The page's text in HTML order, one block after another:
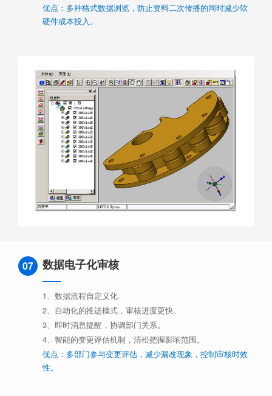
优点：多种格式数据浏览，防止资料二次传播的同时减少软
硬件成本投入。
07 数据电子化审核
1、数据流程自定义化
2、自动化的推进模式，审核进度更快。
3、即时消息提醒，协调部门关系。
4、智能的变更评估机制，清松把握影响范围。
优点：多部门参与变更评估，减少漏改现象，控制审核时效
性。